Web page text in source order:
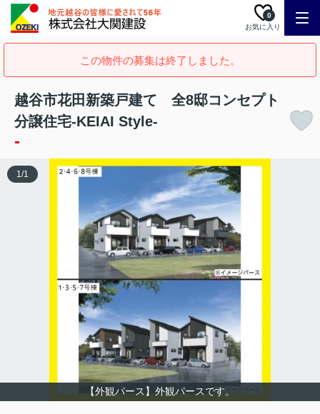
お気に入り
0
この物件の募集は終了しました。
越谷市花田新築戸建て 全8邸コンセプト
分譲住宅-KEIAI Style-
-
【外観パース】外観パースです。
1/1